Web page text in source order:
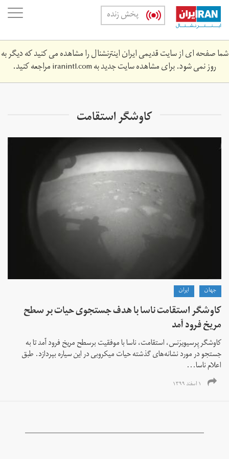
Skip
main
content
پخش زنده
شما صفحه ای از سایت قدیمی ایران اینترنشنال را مشاهده می کنید که دیگر به
روز نمی شود. برای مشاهده سایت جدید بهiranintl.comمراجعه کنید.
کاوشگر استقامت
جهان ايران
کاوشگر استقامت ناسا با هدف جستجوی حیات بر سطح
مریخ فرود آمد
کاوشگر پِرسیویرَنس، استقامت، ناسا با موفقیت برسطح مریخ فرود آمد تا به
جستجو در مورد نشانه‌های گذشته حیات میکروبی در این سیاره بپردازد. طبق
اعلام ناسا...
۱ اسفند ۱۳۹۹